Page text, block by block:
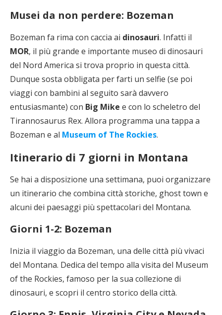
Musei da non perdere: Bozeman
Bozeman fa rima con caccia ai dinosauri. Infatti il
MOR, il più grande e importante museo di dinosauri
del Nord America si trova proprio in questa città.
Dunque sosta obbligata per farti un selfie (se poi
viaggi con bambini al seguito sarà davvero
entusiasmante) con Big Mike e con lo scheletro del
Tirannosaurus Rex. Allora programma una tappa a
Bozeman e al Museum of The Rockies.
Itinerario di 7 giorni in Montana
Se hai a disposizione una settimana, puoi organizzare
un itinerario che combina città storiche, ghost town e
alcuni dei paesaggi più spettacolari del Montana.
Giorni 1-2: Bozeman
Inizia il viaggio da Bozeman, una delle città più vivaci
del Montana. Dedica del tempo alla visita del Museum
of the Rockies, famoso per la sua collezione di
dinosauri, e scopri il centro storico della città.